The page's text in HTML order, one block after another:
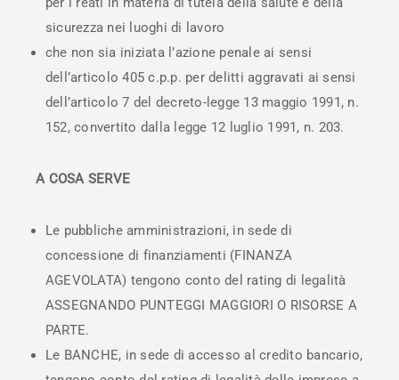
sicurezza nei luoghi di lavoro
che non sia iniziata l’azione penale ai sensi
dell’articolo 405 c.p.p. per delitti aggravati ai sensi
dell’articolo 7 del decreto-legge 13 maggio 1991, n.
152, convertito dalla legge 12 luglio 1991, n. 203.
A COSA SERVE
Le pubbliche amministrazioni, in sede di
concessione di finanziamenti (FINANZA
AGEVOLATA) tengono conto del rating di legalità
ASSEGNANDO PUNTEGGI MAGGIORI O RISORSE A
PARTE.
Le BANCHE, in sede di accesso al credito bancario,